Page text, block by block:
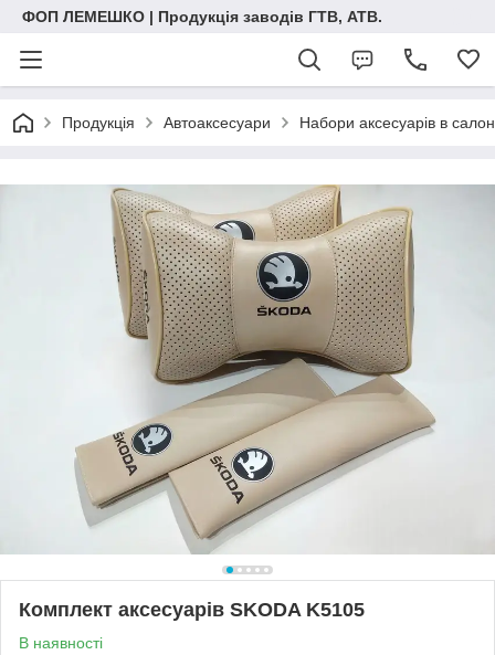
ФОП ЛЕМЕШКО | Продукція заводів ГТВ, АТВ.
Продукція Автоаксесуари Набори аксесуарів в салон
Комплект аксесуарів SKODA K5105
В наявності